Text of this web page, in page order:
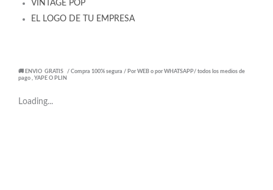
VINTAGE POP
EL LOGO DE TU EMPRESA
🚚 ENVIO GRATIS / Compra 100% segura / Por WEB o por WHATSAPP/ todos los medios de
pago , YAPE O PLIN
Loading...